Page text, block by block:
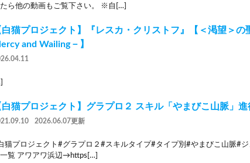
たら他の動画もご覧下さい。 ※自[…]
白猫プロジェクト】『レスカ・クリストフ』【＜渇望＞
and Wailing－】
白猫プロジェクト】グラプロ２ スキル「やまびこ山脈」
2026.06.07更新
猫プロジェクト#グラプロ２#スキルタイプ#タイプ別#やまびこ山脈#
覧 アワアワ浜辺→https[…]